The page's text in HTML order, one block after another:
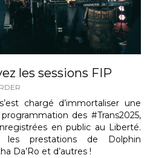
les sessions FIP
chargé d’immortaliser une
des #Trans2025,
en public au Liberté.
les prestations de Dolphin
Da’Ro et d’autres !